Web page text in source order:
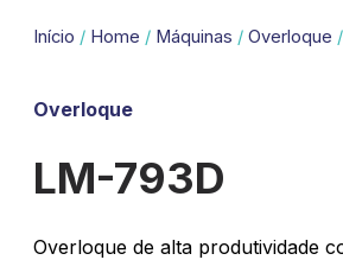
Início / Home / Máquinas / Overloque
Overloque
LM-793D
Overloque de alta produtividade